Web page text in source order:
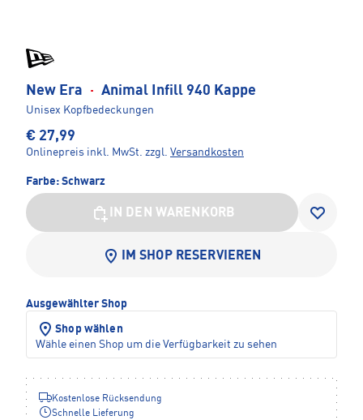
New Era · Animal Infill 940 Kappe
Unisex Kopfbedeckungen
€ 27,99
Onlinepreis inkl. MwSt. zzgl. Versandkosten
Farbe: Schwarz
IN DEN WARENKORB
IM SHOP RESERVIEREN
Ausgewählter Shop
Shop wählen
Wähle einen Shop um die Verfügbarkeit zu sehen
Kostenlose Rücksendung
Schnelle Lieferung